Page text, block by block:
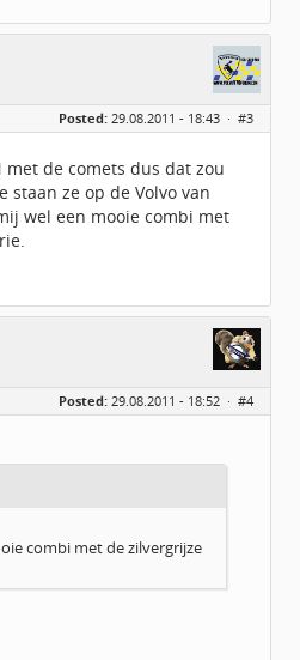
Posted: 29.08.2011 - 18:43 · #3
met de comets dus dat zou
staan ze op de Volvo van
wel een mooie combi met
Posted: 29.08.2011 - 18:52 · #4
combi met de zilvergrijze